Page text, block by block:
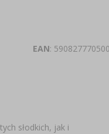
EAN:
słodkich, jak i